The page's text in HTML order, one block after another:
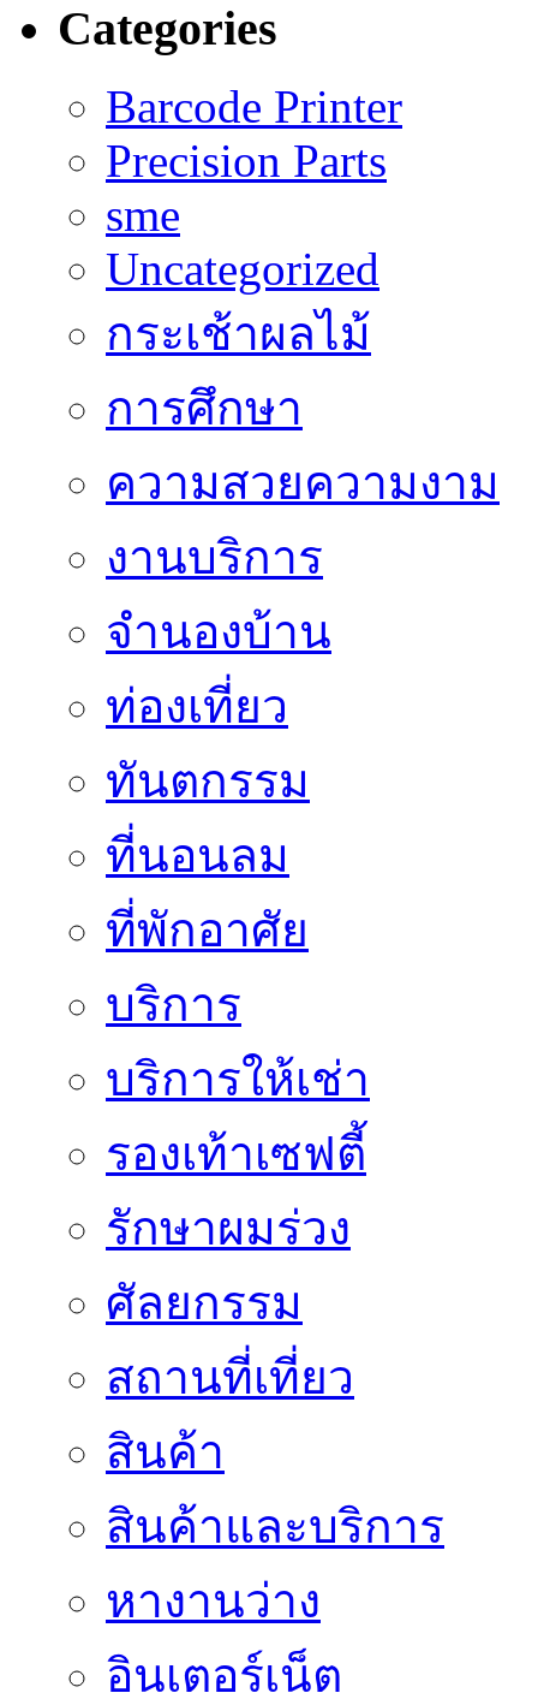
Categories
Barcode Printer
Precision Parts
sme
Uncategorized
กระเช้าผลไม้
การศึกษา
ความสวยความงาม
งานบริการ
จำนองบ้าน
ท่องเที่ยว
ทันตกรรม
ที่นอนลม
ที่พักอาศัย
บริการ
บริการให้เช่า
รองเท้าเซฟตี้
รักษาผมร่วง
ศัลยกรรม
สถานที่เที่ยว
สินค้า
สินค้าและบริการ
หางานว่าง
อินเตอร์เน็ต